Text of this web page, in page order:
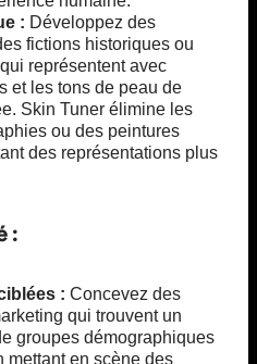
: Développez des
fictions historiques ou
représentent avec
et les tons de peau de
Skin Tuner élimine les
ou des peintures
des représentations plus
:
: Concevez des
qui trouvent un
groupes démographiques
mettant en scène des